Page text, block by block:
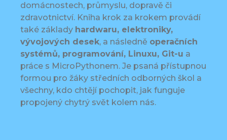
domácnostech, průmyslu, dopravě či
zdravotnictví. Kniha krok za krokem provádí
také základy hardwaru, elektroniky,
vývojových desek, a následně operačních
systémů, programování, Linuxu, Git-u a
práce s MicroPythonem. Je psaná přístupnou
formou pro žáky středních odborných škol a
všechny, kdo chtějí pochopit, jak funguje
propojený chytrý svět kolem nás.